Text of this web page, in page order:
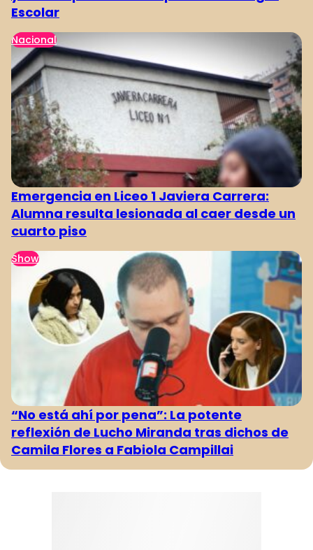
Escolar
Nacional
Emergencia en Liceo 1 Javiera Carrera:
Alumna resulta lesionada al caer desde un
cuarto piso
Show
“No está ahí por pena”: La potente
reflexión de Lucho Miranda tras dichos de
Camila Flores a Fabiola Campillai